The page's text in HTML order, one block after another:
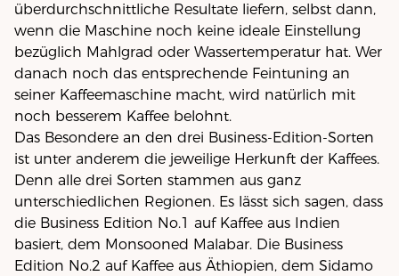
überdurchschnittliche Resultate liefern, selbst dann,
wenn die Maschine noch keine ideale Einstellung
bezüglich Mahlgrad oder Wassertemperatur hat. Wer
danach noch das entsprechende Feintuning an
seiner Kaffeemaschine macht, wird natürlich mit
noch besserem Kaffee belohnt.
Das Besondere an den drei Business-Edition-Sorten
ist unter anderem die jeweilige Herkunft der Kaffees.
Denn alle drei Sorten stammen aus ganz
unterschiedlichen Regionen. Es lässt sich sagen, dass
die Business Edition No.1 auf Kaffee aus Indien
basiert, dem Monsooned Malabar. Die Business
Edition No.2 auf Kaffee aus Äthiopien, dem Sidamo